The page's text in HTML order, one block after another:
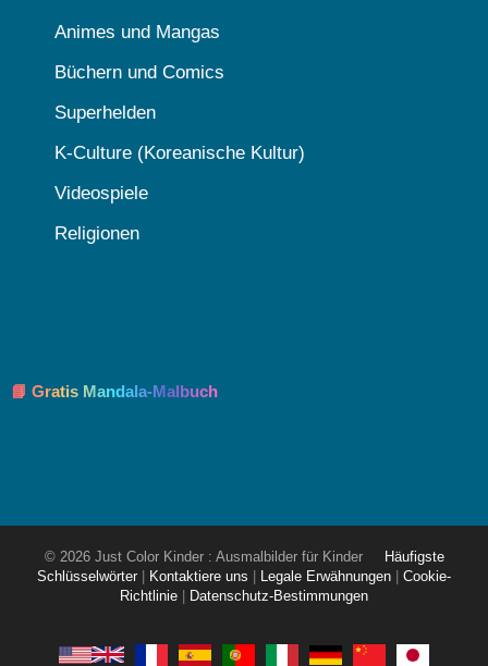
Animes und Mangas
Büchern und Comics
Superhelden
K-Culture (Koreanische Kultur)
Videospiele
Religionen
📘 Gratis Mandala-Malbuch
© 2026 Just Color Kinder : Ausmalbilder für Kinder
Häufigste
Schlüsselwörter
Kontaktiere uns Legale Erwähnungen
Cookie-
Richtlinie
Datenschutz-Bestimmungen